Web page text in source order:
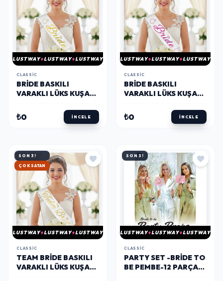
LUSTWAY LUSTWAY LUSTWAY
CLASSIC
BRIDE BASKILI
VARAKLI LÜKS KUŞAK
₺0 İNCELE
LUSTWAY LUSTWAY LUSTWAY
CLASSIC
BRIDE BASKILI
VARAKLI LÜKS KUŞAK
₺0 İNCELE
SON 3!
ÇOK SATAN
LUSTWAY LUSTWAY LUSTWAY
CLASSIC
TEAM BRIDE BASKILI
VARAKLI LÜKS KUŞAK
SON 3!
LUSTWAY LUSTWAY LUSTWAY
CLASSIC
PARTY SET -BRIDE TO
BE PEMBE-12 PARÇA